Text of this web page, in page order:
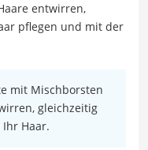
entwirren,
pflegen und mit der
mit Mischborsten
gleichzeitig
Haar.